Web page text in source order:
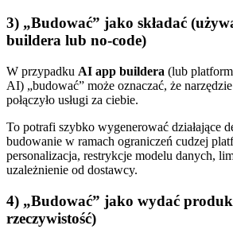
3) „Budować” jako składać
buildera lub no‑code)
W przypadku AI app buildera (lub
AI) „budować” może oznaczać, że
połączyło usługi za ciebie.
To potrafi szybko wygenerować działające
budowanie w ramach ograniczeń cudzej
personalizacja, restrykcje modelu danych,
uzależnienie od dostawcy.
4) „Budować” jako wydać
rzeczywistość)